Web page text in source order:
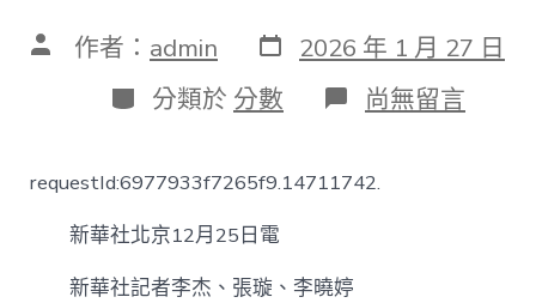
文 作者： admin 發
表
日
期
2026 年 1 月 27 日
分
類
分類於 分數 在
〈財
聚
焦
尚無留言
requestId:6977933f7265f9.14711742.
新華社北京12月25日電
新華社記者李杰、張璇、李曉婷